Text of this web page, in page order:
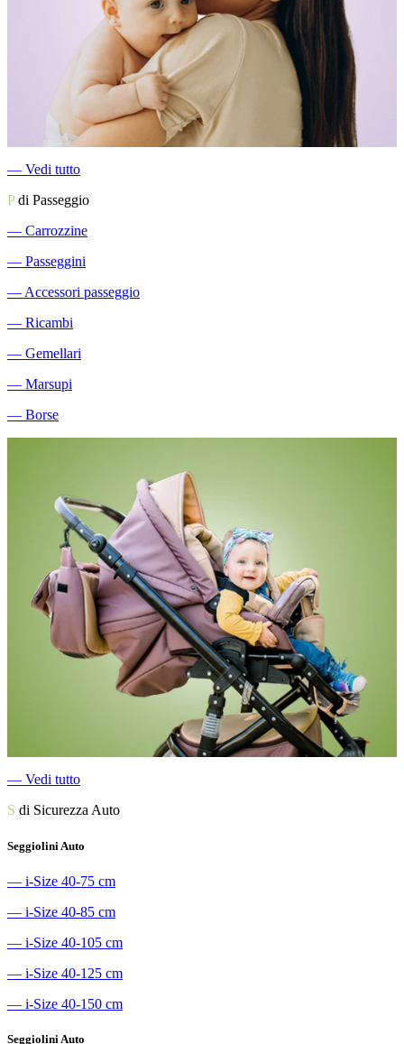
― Vedi tutto
Pdi Passeggio
― Carrozzine
― Passeggini
― Accessori passeggio
― Ricambi
― Gemellari
― Marsupi
― Borse
― Vedi tutto
S di Sicurezza Auto
Seggiolini Auto
― i-Size 40-75 cm
― i-Size 40-85 cm
― i-Size 40-105 cm
― i-Size 40-125 cm
― i-Size 40-150 cm
Seggiolini Auto